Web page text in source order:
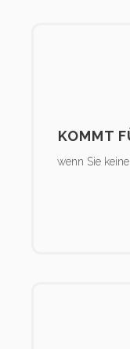
KOMMT
wenn Sie